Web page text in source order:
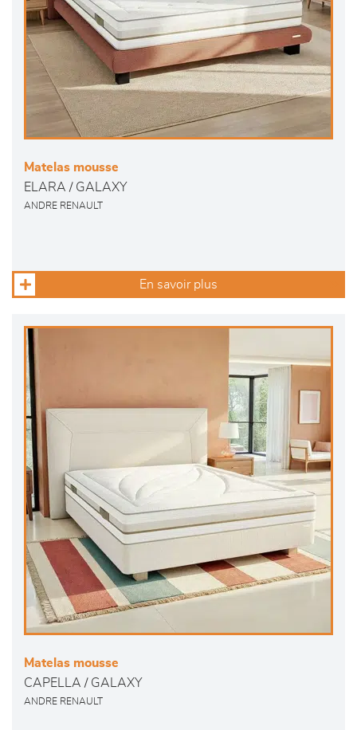
Matelas mousse
ELARA / GALAXY
ANDRE RENAULT
En savoir plus
Matelas mousse
CAPELLA / GALAXY
ANDRE RENAULT